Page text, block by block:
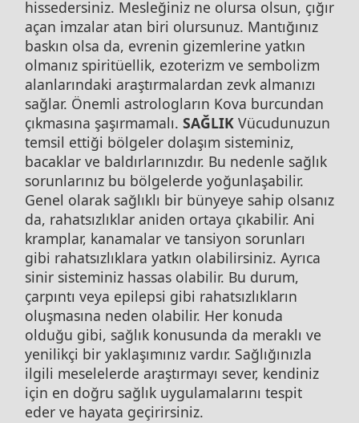
hissedersiniz. Mesleğiniz ne olursa olsun, çığır
açan imzalar atan biri olursunuz. Mantığınız
baskın olsa da, evrenin gizemlerine yatkın
olmanız spiritüellik, ezoterizm ve sembolizm
alanlarındaki araştırmalardan zevk almanızı
sağlar. Önemli astrologların Kova burcundan
çıkmasına şaşırmamalı. SAĞLIK Vücudunuzun
temsil ettiği bölgeler dolaşım sisteminiz,
bacaklar ve baldırlarınızdır. Bu nedenle sağlık
sorunlarınız bu bölgelerde yoğunlaşabilir.
Genel olarak sağlıklı bir bünyeye sahip olsanız
da, rahatsızlıklar aniden ortaya çıkabilir. Ani
kramplar, kanamalar ve tansiyon sorunları
gibi rahatsızlıklara yatkın olabilirsiniz. Ayrıca
sinir sisteminiz hassas olabilir. Bu durum,
çarpıntı veya epilepsi gibi rahatsızlıkların
oluşmasına neden olabilir. Her konuda
olduğu gibi, sağlık konusunda da meraklı ve
yenilikçi bir yaklaşımınız vardır. Sağlığınızla
ilgili meselelerde araştırmayı sever, kendiniz
için en doğru sağlık uygulamalarını tespit
eder ve hayata geçirirsiniz.